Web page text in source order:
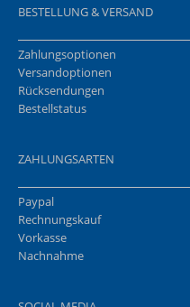
BESTELLUNG & VERSAND
Zahlungsoptionen
Versandoptionen
Rücksendungen
Bestellstatus
ZAHLUNGSARTEN
Paypal
Rechnungskauf
Vorkasse
Nachnahme